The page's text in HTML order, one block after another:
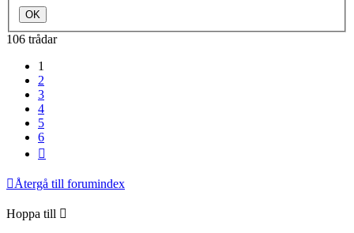
106 trådar
1
2
3
4
5
6
Återgå till forumindex
Hoppa till